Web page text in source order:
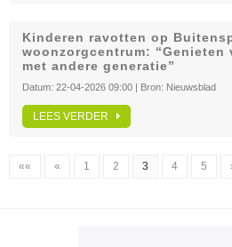
Kinderen ravotten op
woonzorgcentrum: “Genieten
met andere generatie”
Datum: 22-04-2026 09:00 | Bron: Nieuwsblad
LEES VERDER
«« « 1 2 3 4 5